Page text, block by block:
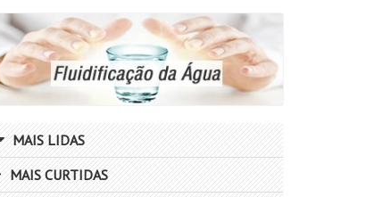
MAIS LIDAS
MAIS CURTIDAS